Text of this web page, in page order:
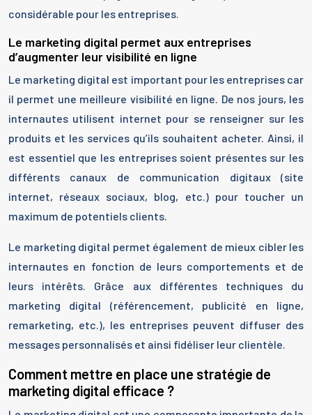
considérable pour les entreprises.
Le marketing digital permet aux entreprises
d’augmenter leur visibilité en ligne
Le marketing digital est important pour les entreprises car
il permet une meilleure visibilité en ligne. De nos jours, les
internautes utilisent internet pour se renseigner sur les
produits et les services qu’ils souhaitent acheter. Ainsi, il
est essentiel que les entreprises soient présentes sur les
différents canaux de communication digitaux (site
internet, réseaux sociaux, blog, etc.) pour toucher un
maximum de potentiels clients.
Le marketing digital permet également de mieux cibler les
internautes en fonction de leurs comportements et de
leurs intérêts. Grâce aux différentes techniques du
marketing digital (référencement, publicité en ligne,
remarketing, etc.), les entreprises peuvent diffuser des
messages personnalisés et ainsi fidéliser leur clientèle.
Comment mettre en place une stratégie de
marketing digital efficace ?